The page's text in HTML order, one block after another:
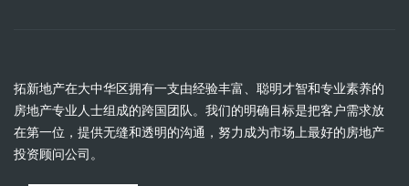
拓新地产在大中华区拥有一支由经验丰富、聪明才智和专业素养的
房地产专业人士组成的跨国团队。我们的明确目标是把客户需求放
在第一位，提供无缝和透明的沟通，努力成为市场上最好的房地产
投资顾问公司。